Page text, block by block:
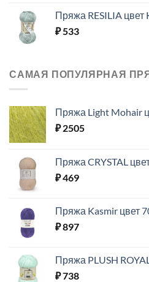
Пряжа RESILIA цвет
₽533
САМАЯ ПОПУЛЯРНАЯ
Пряжа Light Mohair
₽2505
Пряжа CRYSTAL
₽469
Пряжа Kasmir цвет
₽897
Пряжа PLUSH
₽738